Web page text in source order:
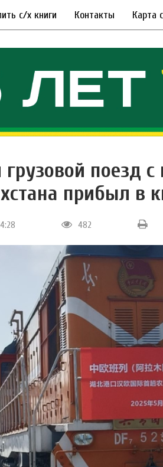
с/х книги Контакты Карта
поезд
прибыл в
482